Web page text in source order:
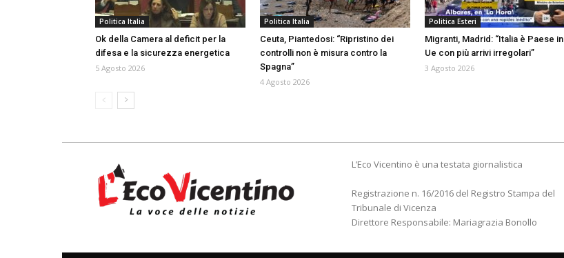
Politica Italia
Ok della Camera al deficit per la
difesa e la sicurezza energetica
5 Agosto 2026
Politica Italia
Ceuta, Piantedosi: “Ripristino dei
controlli non è misura contro la
Spagna”
4 Agosto 2026
Politica Esteri
Migranti, Madrid: “Italia è Paese in
Ue con più arrivi irregolari”
3 Agosto 2026
L’Eco Vicentino è una testata giornalistica
Registrazione n. 16/2016 del Registro Stampa del
Tribunale di Vicenza
Direttore Responsabile: Mariagrazia Bonollo